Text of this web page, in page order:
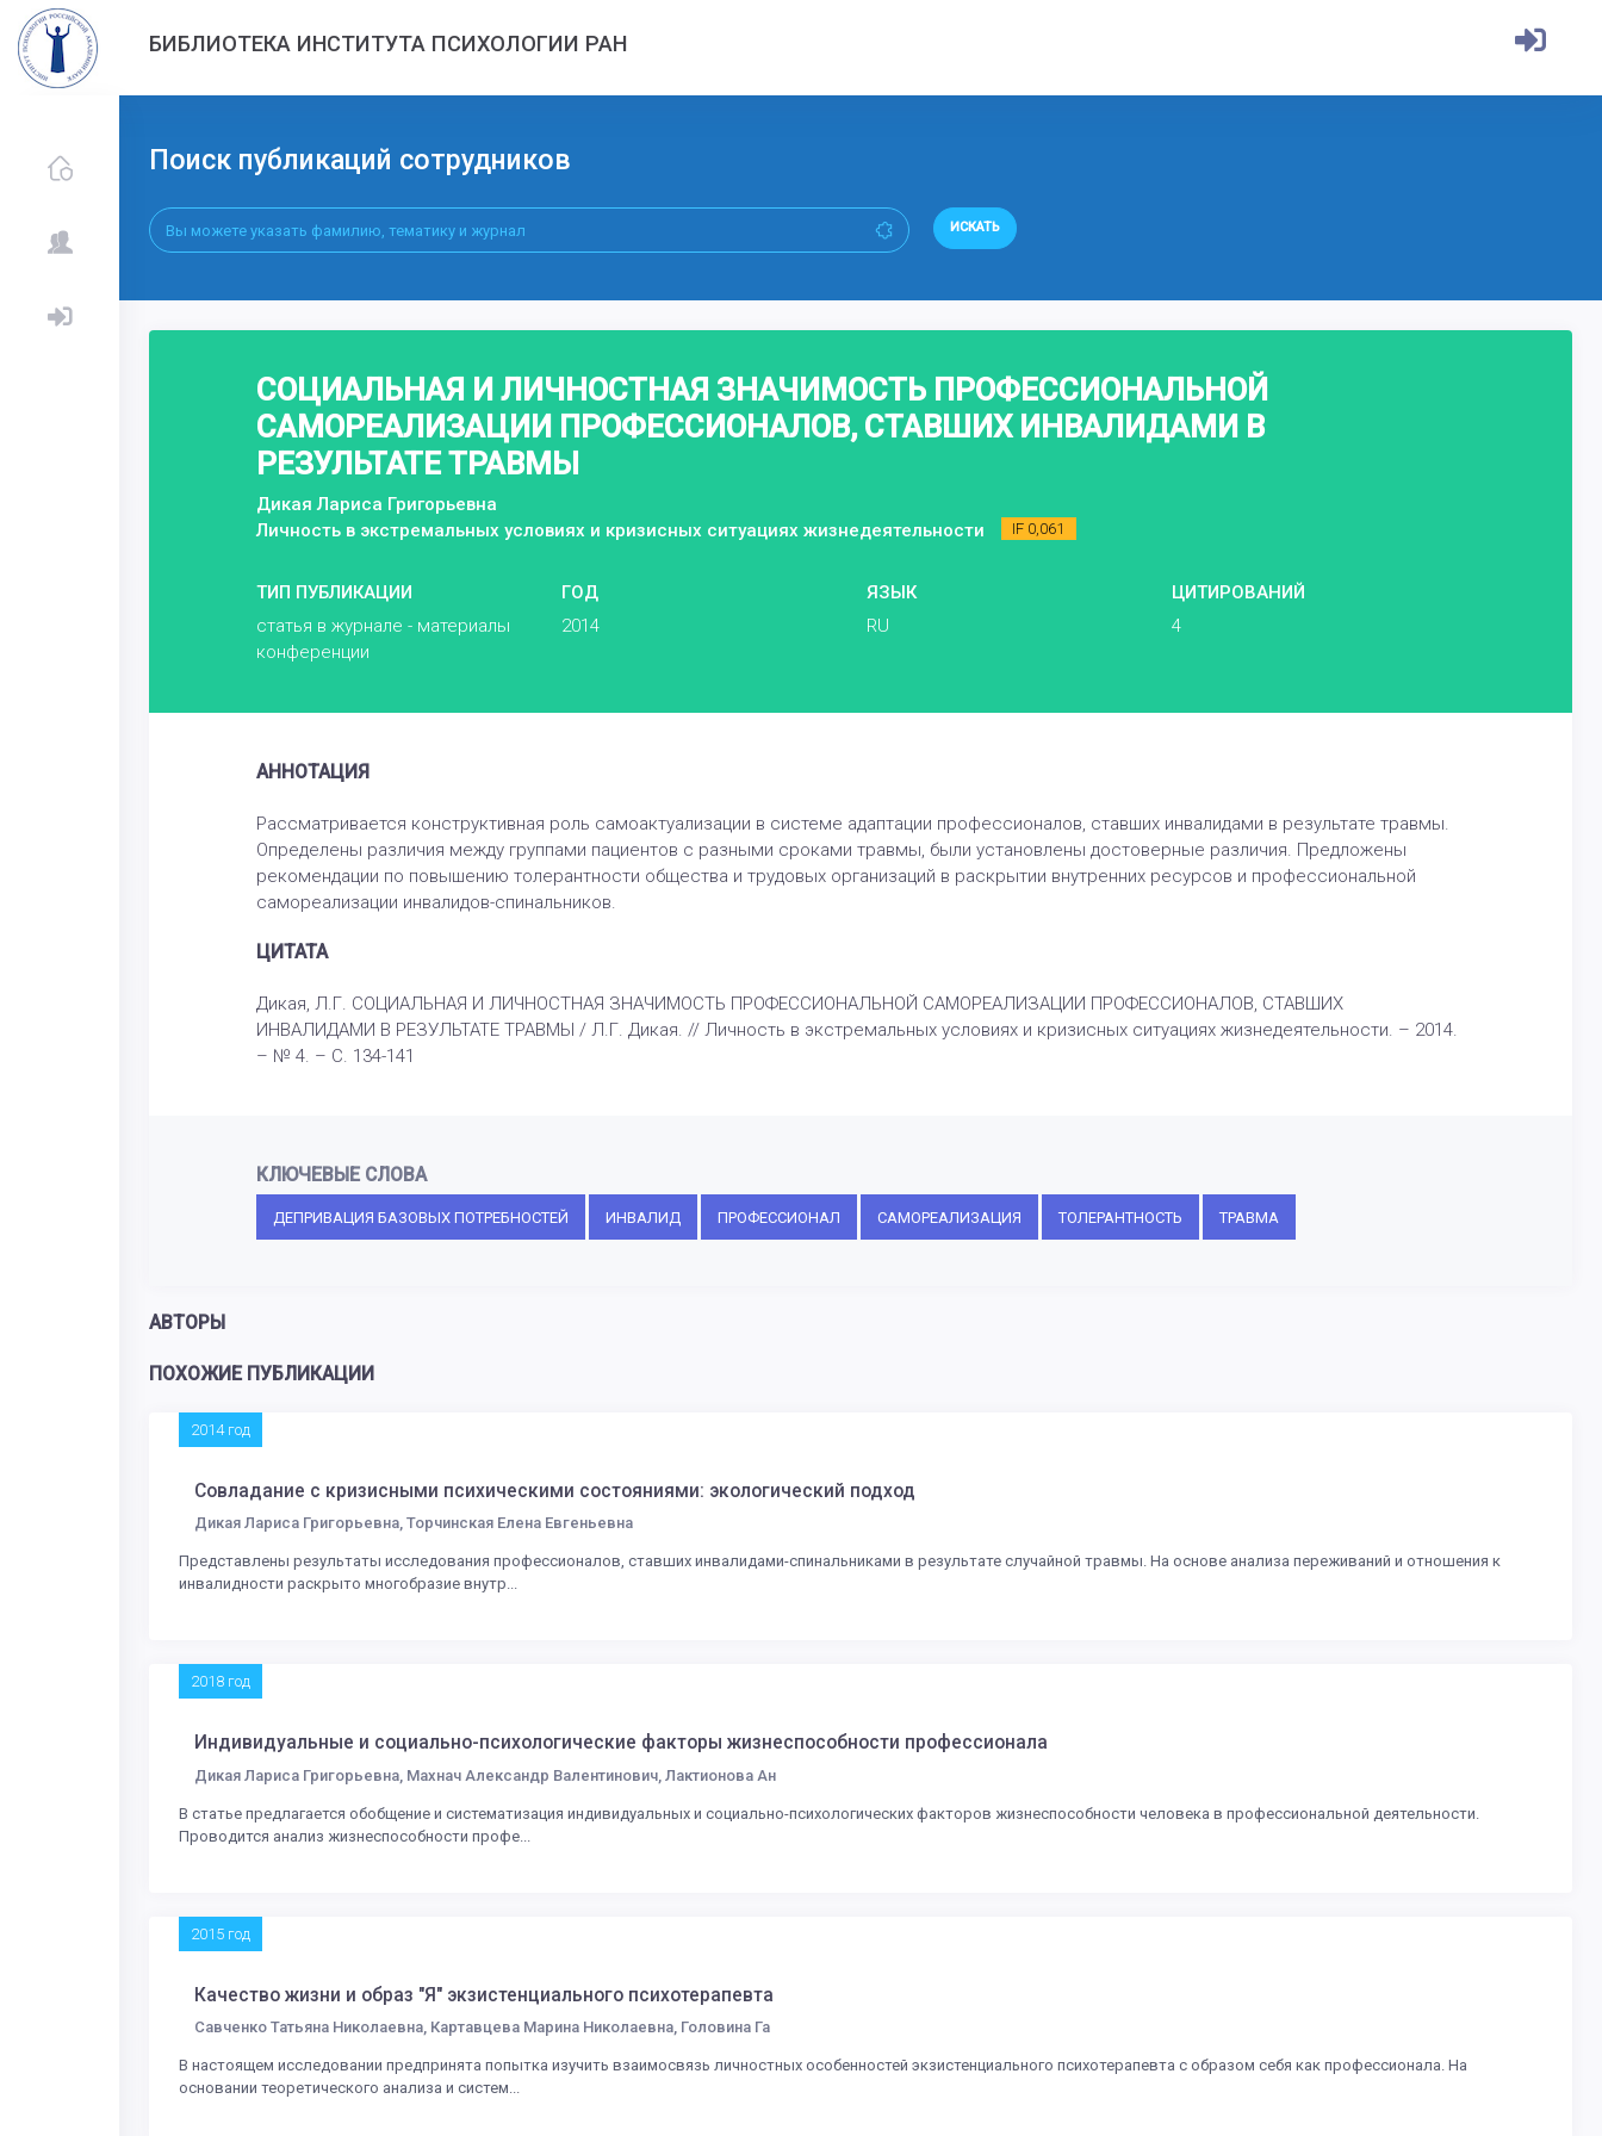
БИБЛИОТЕКА ИНСТИТУТА ПСИХОЛОГИИ РАН
Поиск публикаций сотрудников
ИСКАТЬ
СОЦИАЛЬНАЯ И ЛИЧНОСТНАЯ ЗНАЧИМОСТЬ ПРОФЕССИОНАЛЬНОЙ
САМОРЕАЛИЗАЦИИ ПРОФЕССИОНАЛОВ, СТАВШИХ ИНВАЛИДАМИ В
РЕЗУЛЬТАТЕ ТРАВМЫ
Дикая Лариса Григорьевна
Личность в экстремальных условиях и кризисных ситуациях жизнедеятельности
IF 0,061
ТИП ПУБЛИКАЦИИ
статья в журнале - материалы
конференции
ГОД
2014
ЯЗЫК
RU
ЦИТИРОВАНИЙ
4
АННОТАЦИЯ
Рассматривается конструктивная роль самоактуализации в системе адаптации профессионалов, ставших инвалидами в результате травмы.
Определены различия между группами пациентов с разными сроками травмы, были установлены достоверные различия. Предложены
рекомендации по повышению толерантности общества и трудовых организаций в раскрытии внутренних ресурсов и профессиональной
самореализации инвалидов-спинальников.
ЦИТАТА
Дикая, Л.Г. СОЦИАЛЬНАЯ И ЛИЧНОСТНАЯ ЗНАЧИМОСТЬ ПРОФЕССИОНАЛЬНОЙ САМОРЕАЛИЗАЦИИ ПРОФЕССИОНАЛОВ, СТАВШИХ
ИНВАЛИДАМИ В РЕЗУЛЬТАТЕ ТРАВМЫ / Л.Г. Дикая. // Личность в экстремальных условиях и кризисных ситуациях жизнедеятельности. – 2014.
– № 4. – С. 134-141
КЛЮЧЕВЫЕ СЛОВА
ДЕПРИВАЦИЯ БАЗОВЫХ ПОТРЕБНОСТЕЙ ИНВАЛИД ПРОФЕССИОНАЛ САМОРЕАЛИЗАЦИЯ ТОЛЕРАНТНОСТЬ ТРАВМА
АВТОРЫ
ПОХОЖИЕ ПУБЛИКАЦИИ
2014 год
Совладание с кризисными психическими состояниями: экологический подход
Дикая Лариса Григорьевна, Торчинская Елена Евгеньевна
Представлены результаты исследования профессионалов, ставших инвалидами-спинальниками в результате случайной травмы. На основе анализа переживаний и отношения к
инвалидности раскрыто многобразие внутр...
2018 год
Индивидуальные и социально-психологические факторы жизнеспособности профессионала
Дикая Лариса Григорьевна, Махнач Александр Валентинович, Лактионова Ан
В статье предлагается обобщение и систематизация индивидуальных и социально-психологических факторов жизнеспособности человека в профессиональной деятельности.
Проводится анализ жизнеспособности профе...
2015 год
Качество жизни и образ "Я" экзистенциального психотерапевта
Савченко Татьяна Николаевна, Картавцева Марина Николаевна, Головина Га
В настоящем исследовании предпринята попытка изучить взаимосвязь личностных особенностей экзистенциального психотерапевта с образом себя как профессионала. На
основании теоретического анализа и систем...